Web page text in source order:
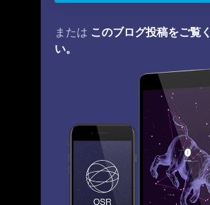
または このブログ投稿をご覧
い。